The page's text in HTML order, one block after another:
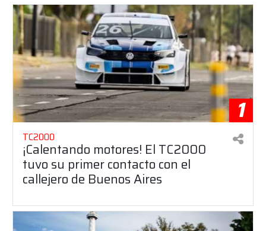
1
TC2000
¡Calentando motores! El TC2000
tuvo su primer contacto con el
callejero de Buenos Aires